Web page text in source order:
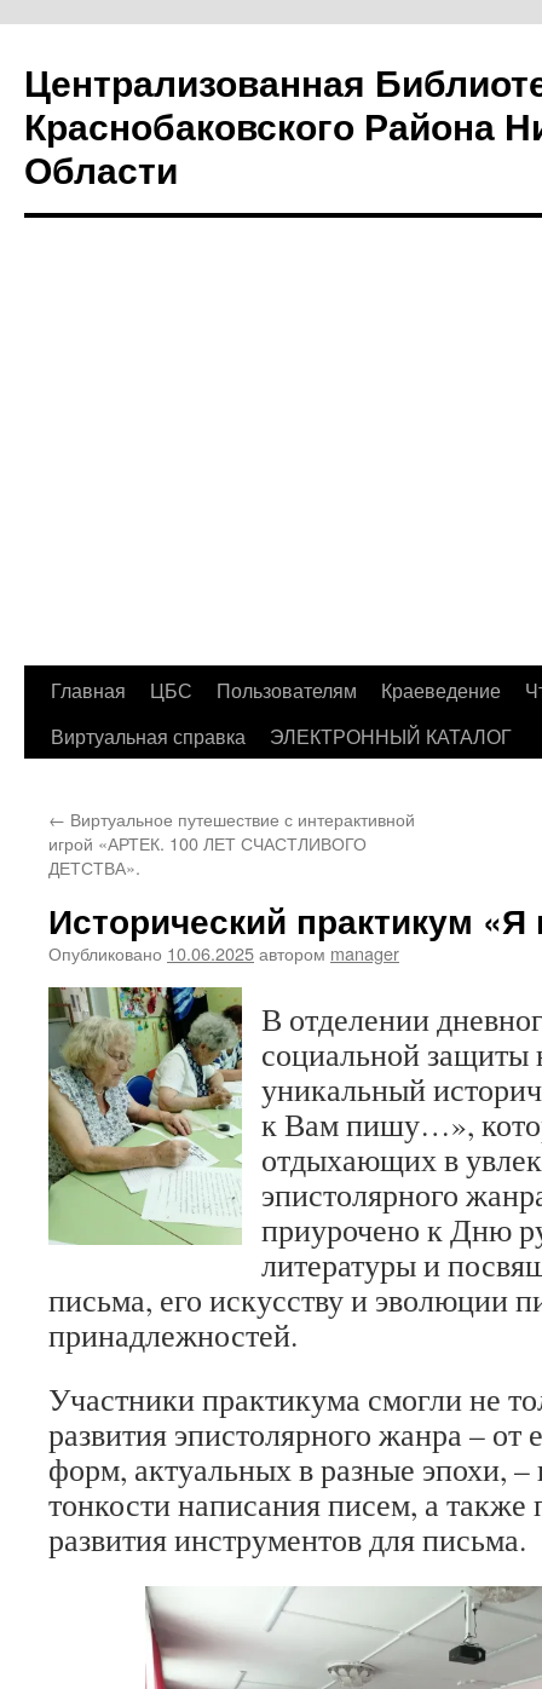
Централизованная
Краснобаковского Района
Области
Перейти
Главная ЦБС Пользователям Краеведение
Виртуальная справка
ЭЛЕКТРОННЫЙ КАТАЛОГ
← Виртуальное путешествие с интерактивной
игрой «АРТЕК. 100 ЛЕТ СЧАСТЛИВОГО
ДЕТСТВА».
Исторический практикум
Опубликовано 10.06.2025автором manager
В отделении
социальной защиты
уникальный
к Вам пишу…»,
отдыхающих в
эпистолярного
приурочено к Дню
литературы и
письма, его искусству и эволюции
принадлежностей.
Участники практикума смогли не
развития эпистолярного жанра – от
форм, актуальных в разные эпохи, –
тонкости написания писем, а также
развития инструментов для письма.